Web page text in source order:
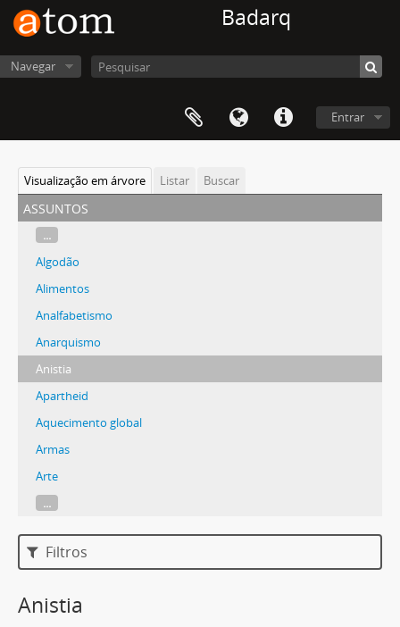
Badarq
Navegar
Entrar
Visualização em árvore Listar Buscar
assuntos
...
Algodão
Alimentos
Analfabetismo
Anarquismo
Anistia
Apartheid
Aquecimento global
Armas
Arte
...
Filtros
Anistia